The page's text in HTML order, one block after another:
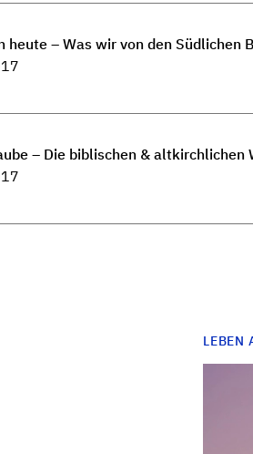
heute – Was wir von den Südlichen
– Die biblischen & altkirchlichen
LEBEN